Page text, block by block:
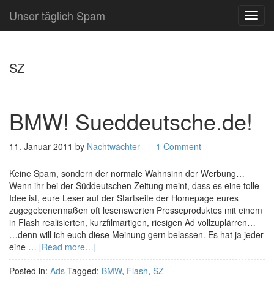
Unser täglich Spam
SZ
BMW! Sueddeutsche.de!
11. Januar 2011 by Nachtwächter 1 Comment
Keine Spam, sondern der normale Wahnsinn der Werbung…
Wenn ihr bei der Süddeutschen Zeitung meint, dass es eine tolle
Idee ist, eure Leser auf der Startseite der Homepage eures
zugegebenermaßen oft lesenswerten Presseproduktes mit einem
in Flash realisierten, kurzfilmartigen, riesigen Ad vollzuplärren…
…denn will ich euch diese Meinung gern belassen. Es hat ja jeder
eine … [Read more…]
Posted in: Ads Tagged: BMW, Flash, SZ